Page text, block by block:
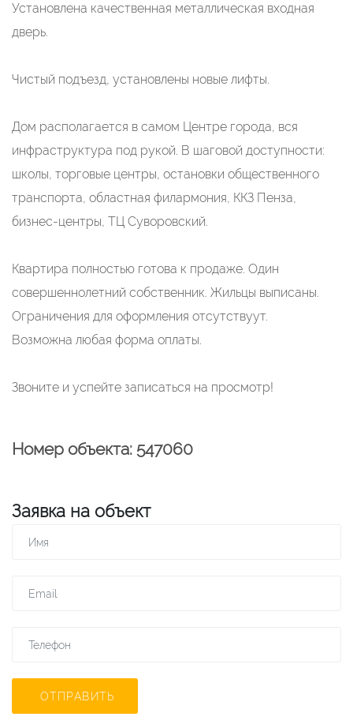
Установлена качественная металлическая входная
дверь.
Чистый подъезд, установлены новые лифты.
Дом располагается в самом Центре города, вся
инфраструктура под рукой. В шаговой доступности:
школы, торговые центры, остановки общественного
транспорта, областная филармония, ККЗ Пенза,
бизнес-центры, ТЦ Суворовский.
Квартира полностью готова к продаже. Один
совершеннолетний собственник. Жильцы выписаны.
Ограничения для оформления отсутствуут.
Возможна любая форма оплаты.
Звоните и успейте записаться на просмотр!
Номер объекта: 547060
Заявка на объект
ОТПРАВИТЬ